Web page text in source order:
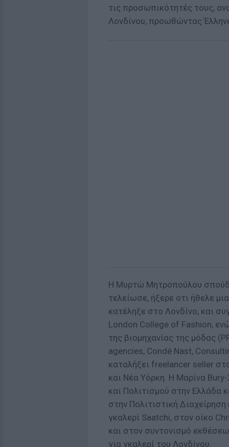
τις προσωπικότητές τους,
Λονδίνου, προωθώντας
Η Μυρτώ Μητροπούλου
τελείωσε, ήξερε οτι ήθελε
κατέληξε στο Λονδίνο, και
London College of Fashion,
της βιομηχανίας της μόδας
agencies, Condé Nast,
καταλήξει freelancer seller
και Νέα Υόρκη. Η Μαρίνα
και Πολιτισμού στην Ελλάδα
στην Πολιτιστική
γκαλερί Saatchi, στον οίκο
και στον συντονισμό
για γκαλερί του Λονδίνου.